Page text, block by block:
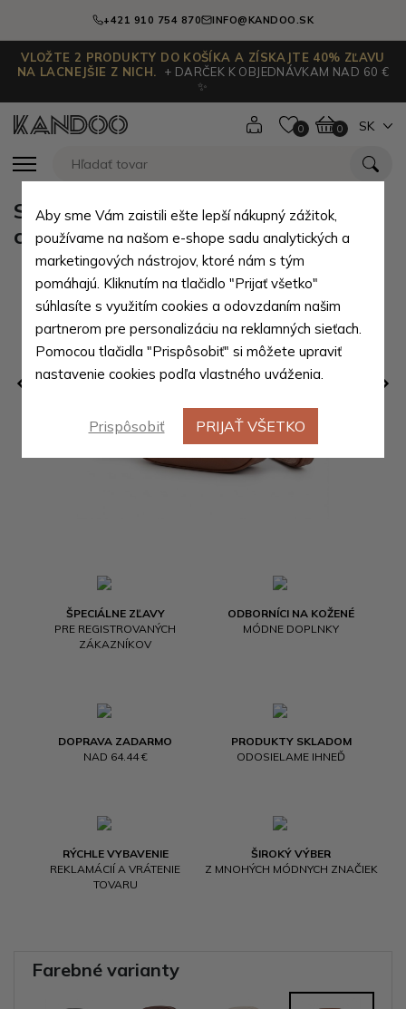
+421 910 754 870 INFO@KANDOO.SK
VLOŽTE 2 PRODUKTY DO KOŠÍKA A ZÍSKAJTE 40% ZĽAVU
NA LACNEJŠIE Z NICH.
+ DARČEK K OBJEDNÁVKAM NAD 60 €
✨
0 0 SK
ŠPECIÁLNE ZĽAVY
PRE REGISTROVANÝCH
ZÁKAZNÍKOV
ODBORNÍCI NA KOŽENÉ
MÓDNE DOPLNKY
DOPRAVA ZADARMO
NAD 64.44 €
PRODUKTY SKLADOM
ODOSIELAME IHNEĎ
RÝCHLE VYBAVENIE
REKLAMÁCIÍ A VRÁTENIE
TOVARU
ŠIROKÝ VÝBER
Z MNOHÝCH MÓDNYCH ZNAČIEK
Svetlo hnedá dámska kožená
crossbody kabelka Ashley
Farebné varianty
Aby sme Vám zaistili ešte lepší nákupný zážitok,
používame na našom e-shope sadu analytických a
marketingových nástrojov, ktoré nám s tým
pomáhajú. Kliknutím na tlačidlo "Prijať všetko"
súhlasíte s využitím cookies a odovzdaním našim
partnerom pre personalizáciu na reklamných sieťach.
Pomocou tlačidla "Prispôsobiť" si môžete upraviť
nastavenie cookies podľa vlastného uváženia.
Prispôsobiť PRIJAŤ VŠETKO